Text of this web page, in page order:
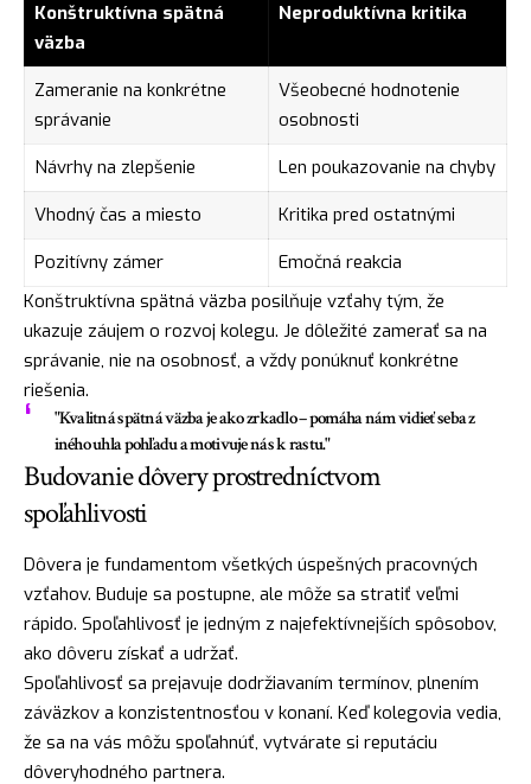
Konštruktívna spätná
väzba
Neproduktívna kritika
Zameranie na konkrétne
správanie
Všeobecné hodnotenie
osobnosti
Návrhy na zlepšenie
Len poukazovanie na chyby
Vhodný čas a miesto
Kritika pred ostatnými
Pozitívny zámer
Emočná reakcia
Konštruktívna spätná väzba posilňuje vzťahy tým, že
ukazuje záujem o rozvoj kolegu. Je dôležité zamerať sa na
správanie, nie na osobnosť, a vždy ponúknuť konkrétne
riešenia.
"Kvalitná spätná väzba je ako zrkadlo – pomáha nám vidieť seba z
iného uhla pohľadu a motivuje nás k rastu."
Budovanie dôvery prostredníctvom
spoľahlivosti
Dôvera je fundamentom všetkých úspešných pracovných
vzťahov. Buduje sa postupne, ale môže sa stratiť veľmi
rápido. Spoľahlivosť je jedným z najefektívnejších spôsobov,
ako dôveru získať a udržať.
Spoľahlivosť sa prejavuje dodržiavaním termínov, plnením
záväzkov a konzistentnosťou v konaní. Keď kolegovia vedia,
že sa na vás môžu spoľahnúť, vytvárate si reputáciu
dôveryhodného partnera.